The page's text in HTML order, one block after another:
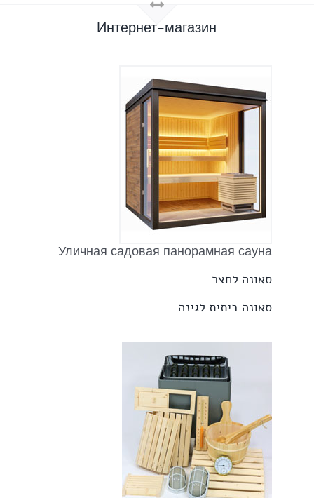
Интернет-магазин
Уличная садовая панорамная сауна
סאונה לחצר
סאונה ביתית לגינה